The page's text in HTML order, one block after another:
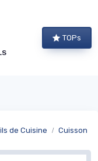
TOPs
de Cuisine Cuisson